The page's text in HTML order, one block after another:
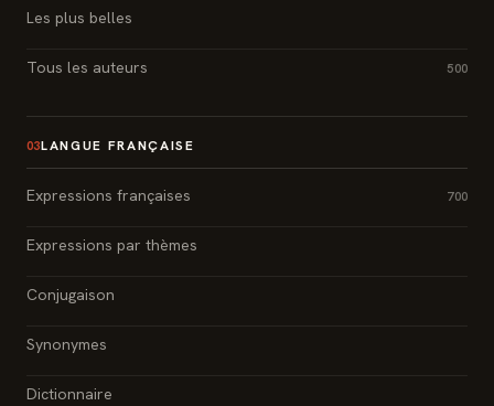
Les plus belles
Tous les auteurs 500
03LANGUE FRANÇAISE
Expressions françaises 700
Expressions par thèmes
Conjugaison
Synonymes
Dictionnaire